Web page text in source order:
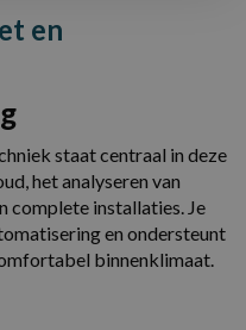
en
staat centraal in deze
het analyseren van
complete installaties. Je
en ondersteunt
binnenklimaat.